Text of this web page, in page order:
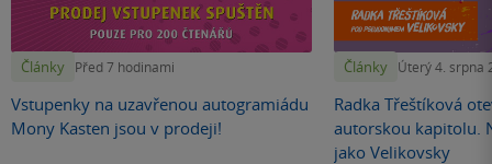
Články Před 7 hodinami
Vstupenky na uzavřenou autogramiádu
Mony Kasten jsou v prodeji!
Články Úterý 4. srpna
Radka Třeštíková
autorskou kapitolu.
jako Velikovsky